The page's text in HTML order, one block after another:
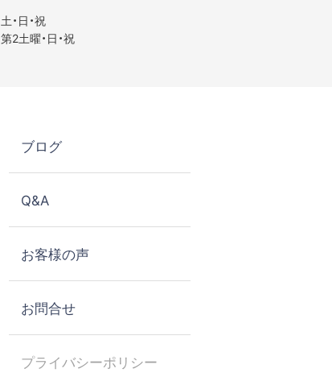
土・日・祝
第2土曜・日・祝
ブログ
Q&A
お客様の声
お問合せ
プライバシーポリシー